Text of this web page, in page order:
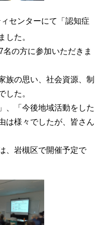
センターにて「認知症
した。
の方に参加いただきま
族の思い、社会資源、制
した。
、「今後地域活動をした
は様々でしたが、 皆さん
、岩槻区で開催予定で